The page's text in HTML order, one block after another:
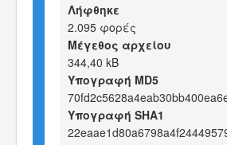
Λήφθηκε
2.095 φορές
Μέγεθος αρχείου
344,40 kB
Υπογραφή MD5
Υπογραφή SHA1